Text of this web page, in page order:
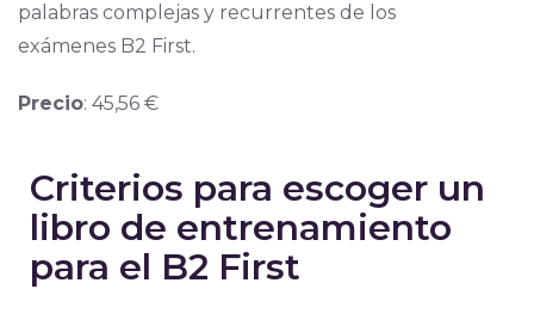
palabras complejas y recurrentes de los
exámenes B2 First.
Precio: 45,56 €
Criterios para escoger un
libro de entrenamiento
para el B2 First